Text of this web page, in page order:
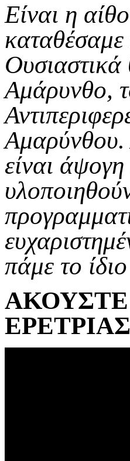
Είναι η
καταθέσαμε
Ουσιαστικά
Αμάρυνθο,
Αμαρύνθου.
είναι
πάμε το